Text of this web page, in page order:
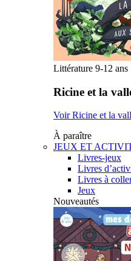
Littérature 9-12 ans
Ricine et la
Voir Ricine et la
À paraître
JEUX ET
Livres-jeux
Livres
Livres à
Jeux
Nouveautés